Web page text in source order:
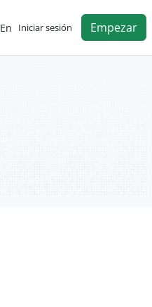
En Iniciar sesión Empezar